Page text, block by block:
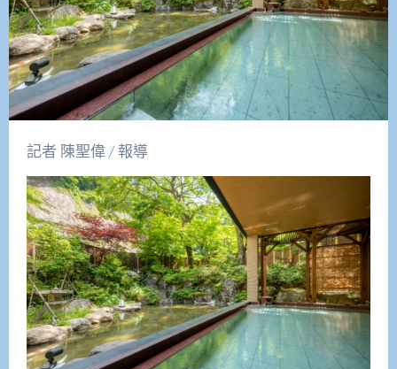
記者 陳聖偉 / 報導